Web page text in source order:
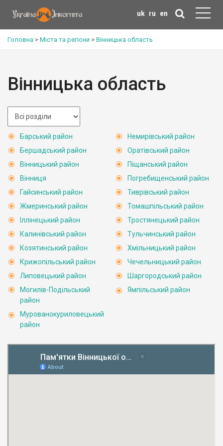
uk ru en
Головна > Міста та регіони > Вінницька область
Вінницька область
Барський район
Бершадський район
Вінницький район
Вінниця
Гайсинський район
Жмеринський район
Іллінецький район
Калинівський район
Козятинський район
Крижопільський район
Липовецький район
Могилів-Подільський
район
Мурованокуриловецький
район
Немирівський район
Оратівський район
Піщанський район
Погребищенський район
Тиврівський район
Томашпільський район
Тростянецький район
Тульчинський район
Хмільницький район
Чечельницький район
Шаргородський район
Ямпільський район